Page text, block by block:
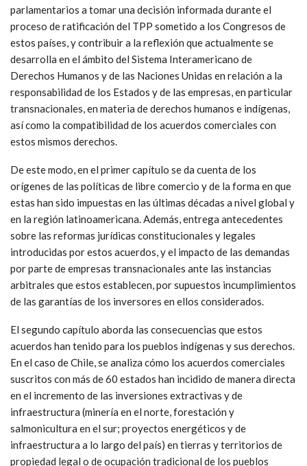
parlamentarios a tomar una decisión informada durante el
proceso de ratificación del TPP sometido a los Congresos de
estos países, y contribuir a la reflexión que actualmente se
desarrolla en el ámbito del Sistema Interamericano de
Derechos Humanos y de las Naciones Unidas en relación a la
responsabilidad de los Estados y de las empresas, en particular
transnacionales, en materia de derechos humanos e indígenas,
así como la compatibilidad de los acuerdos comerciales con
estos mismos derechos.
De este modo, en el primer capítulo se da cuenta de los
orígenes de las políticas de libre comercio y de la forma en que
estas han sido impuestas en las últimas décadas a nivel global y
en la región latinoamericana. Además, entrega antecedentes
sobre las reformas jurídicas constitucionales y legales
introducidas por estos acuerdos, y el impacto de las demandas
por parte de empresas transnacionales ante las instancias
arbitrales que estos establecen, por supuestos incumplimientos
de las garantías de los inversores en ellos considerados.
El segundo capítulo aborda las consecuencias que estos
acuerdos han tenido para los pueblos indígenas y sus derechos.
En el caso de Chile, se analiza cómo los acuerdos comerciales
suscritos con más de 60 estados han incidido de manera directa
en el incremento de las inversiones extractivas y de
infraestructura (minería en el norte, forestación y
salmonicultura en el sur; proyectos energéticos y de
infraestructura a lo largo del país) en tierras y territorios de
propiedad legal o de ocupación tradicional de los pueblos